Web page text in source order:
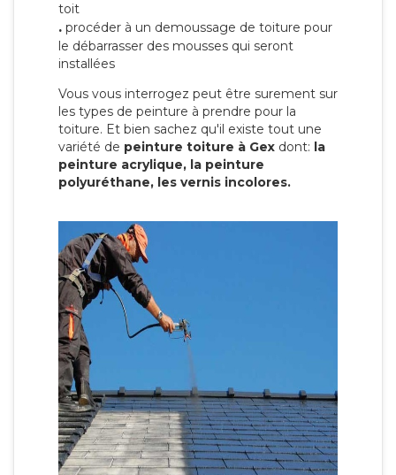
toit
. procéder à un demoussage de toiture pour
le débarrasser des mousses qui seront
installées
Vous vous interrogez peut être surement sur
les types de peinture à prendre pour la
toiture. Et bien sachez qu'il existe tout une
variété de peinture toiture à Gex dont: la
peinture acrylique, la peinture
polyuréthane, les vernis incolores.